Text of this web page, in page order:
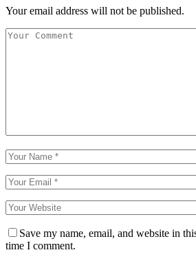
Your email address will not be published.
Save my name, email, and website in
time I comment.